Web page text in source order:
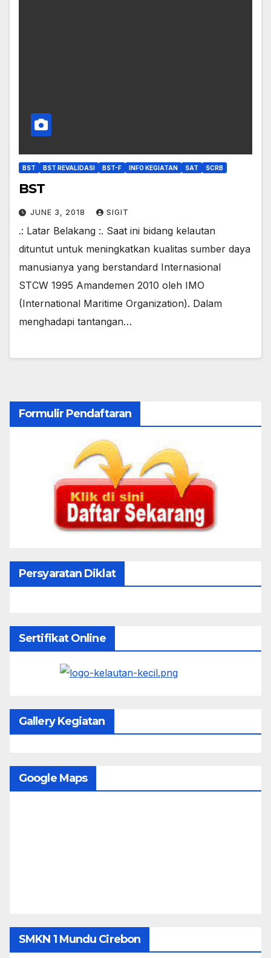
BST BST REVALIDASI BST-F INFO KEGIATAN SAT SCRB
BST
JUNE 3, 2018 SIGIT
.: Latar Belakang :. Saat ini bidang kelautan
dituntut untuk meningkatkan kualitas sumber daya
manusianya yang berstandard Internasional
STCW 1995 Amandemen 2010 oleh IMO
(International Maritime Organization). Dalam
menghadapi tantangan…
Formulir Pendaftaran
Persyaratan Diklat
Sertifikat Online
Gallery Kegiatan
Google Maps
SMKN 1 Mundu Cirebon